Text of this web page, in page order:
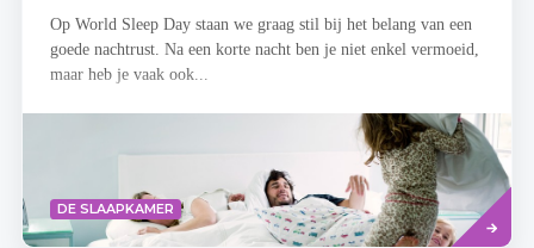
Op World Sleep Day staan we graag stil bij het belang van een
goede nachtrust. Na een korte nacht ben je niet enkel vermoeid,
maar heb je vaak ook...
DE SLAAPKAMER
Lees
meer